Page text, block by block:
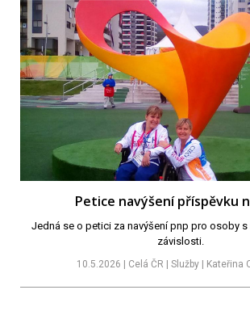
Petice navýšení příspěvku
Jedná se o petici za navýšení pnp pro osoby
závislosti.
10.5.2026 | Celá ČR | Služby | Kateřina